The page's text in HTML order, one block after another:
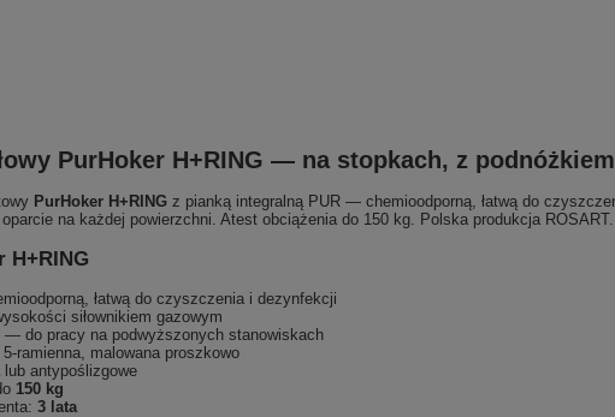
PurHoker H+RING — na stopkach, z
PurHoker H+RING z pianką integralną PUR — chemioodporną, łatwą do
na każdej powierzchni. Atest obciążenia do 150 kg. Polska produkcja ROSART.
H+RING
łatwą do czyszczenia i dezynfekcji
siłownikiem gazowym
— do pracy na podwyższonych stanowiskach
ramienna, malowana proszkowo
antypoślizgowe
150 kg
3 lata